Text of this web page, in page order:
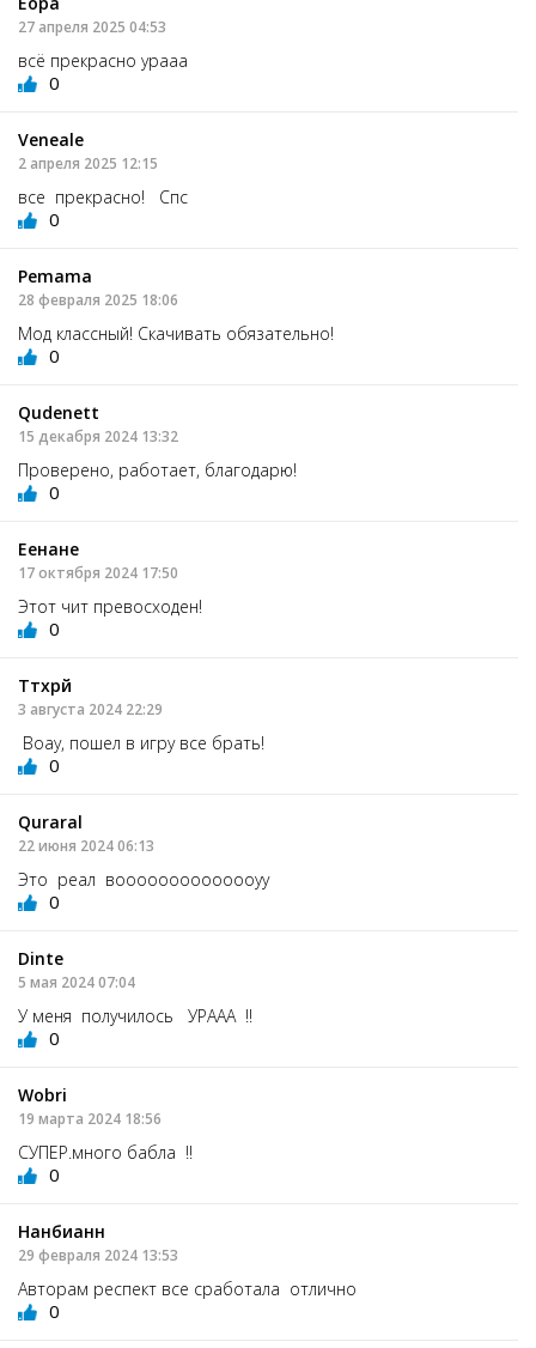
27 апреля 2025 04:53
всё прекрасно урааа
0
Veneale
2 апреля 2025 12:15
все прекрасно! Спс
0
Pemama
28 февраля 2025 18:06
Мод классный! Скачивать обязательно!
0
Qudenett
15 декабря 2024 13:32
Проверено, работает, благодарю!
0
Еенане
17 октября 2024 17:50
Этот чит превосходен!
0
Ттхрй
3 августа 2024 22:29
Воау, пошел в игру все брать!
0
Quraral
22 июня 2024 06:13
Это реал воооооооооооооуу
0
Dinte
5 мая 2024 07:04
У меня получилось УРААА !!
0
Wobri
19 марта 2024 18:56
СУПЕР.много бабла !!
0
Нанбианн
29 февраля 2024 13:53
Авторам респект все сработала отлично
0